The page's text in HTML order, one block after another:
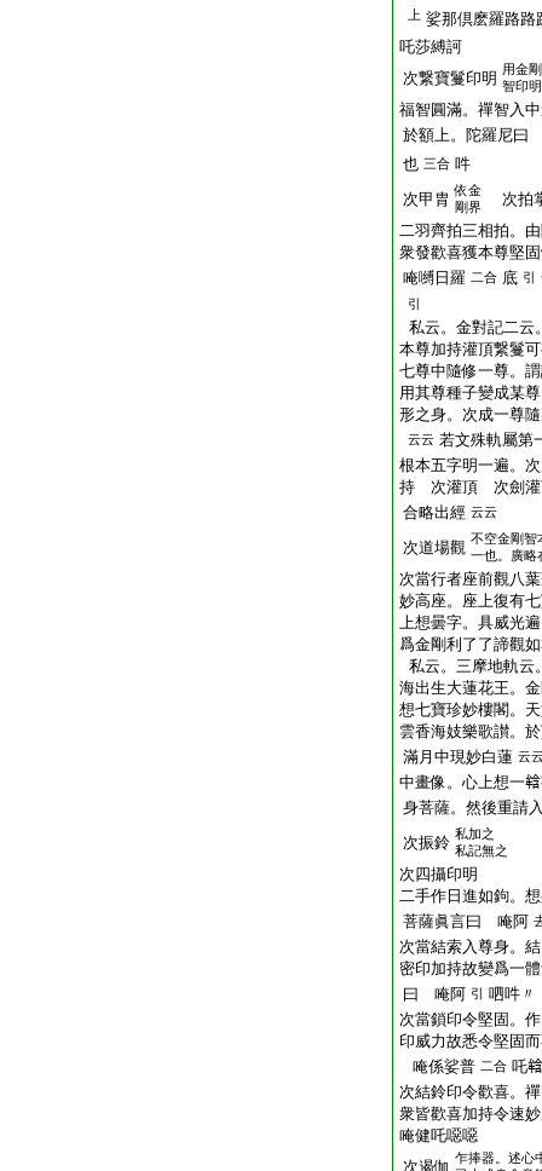
上 娑那倶麽羅路路
吒莎縛訶
次繋寶鬘印明 用金剛
智印明
福智圓滿。禪智入
於額上。陀羅尼曰
也 三合 吽
次甲胄 依金
剛界
次拍
二羽齊拍三相拍。
衆發歡喜獲本尊堅
唵嚩日羅 二合 底 引
引
私云。金對記二云
本尊加持灌頂繋鬘
七尊中隨修一尊。
用其尊種子變成某
形之身。次成一尊
云云 若文殊軌屬第
根本五字明一遍。
持 次灌頂 次劍灌
合略出經 云云
次道場觀 不空金剛智
一也。廣略
次當行者座前觀八
妙高座。座上復有
上想曇字。具威光
爲金剛利了了諦觀
私云。三摩地軌云
海出生大蓮花王。
想七寶珍妙樓閣。
雲香海妓樂歌讃。
滿月中現妙白蓮 云
中畫像。心上想一
身菩薩。然後重請
次振鈴 私加之
私記無之
次四攝印明
二手作日進如鉤。
菩薩眞言曰 唵阿
次當結索入尊身。
密印加持故變爲一
曰 唵阿 引 呬吽〃
次當鎖印令堅固。
印威力故悉令堅固
唵係娑普 二合 吒𤚥
次結鈴印令歡喜。
衆皆歡喜加持令速
唵健吒噁噁
次遏伽 乍捧器。述心